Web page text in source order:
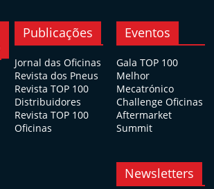
Publicações
Jornal das Oficinas
Revista dos Pneus
Revista TOP 100
Distribuidores
Revista TOP 100
Oficinas
Eventos
Gala TOP 100
Melhor
Mecatrónico
Challenge Oficinas
Aftermarket
Summit
Newsletters